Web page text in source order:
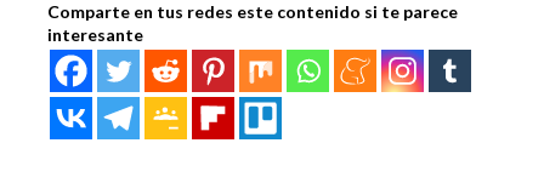
Comparte en tus redes este contenido si te parece
interesante